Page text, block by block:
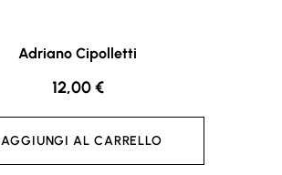
Adriano Cipolletti
12,00€
AGGIUNGI AL CARRELLO